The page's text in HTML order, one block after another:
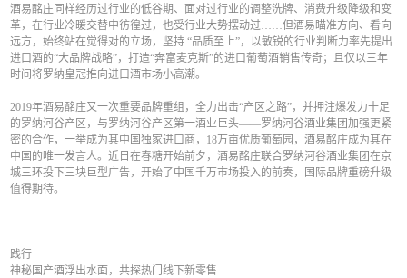
酒易酩庄同样经历过行业的低谷期、面对过行业的调整洗牌、消费升级降级和变
革，在行业冷暖交替中彷徨过，也受行业大势摆动过……但酒易瞄准方向、看向
远方，始终站在觉得对的立场，坚持 “品质至上”，以敏锐的行业判断力率先提出
进口酒的“大品牌战略”，打造“奔富麦克斯”的进口葡萄酒销售传奇；且仅以三年
时间将罗纳皇冠推向进口酒市场小高潮。
2019年酒易酩庄又一次重要品牌重组，全力出击“产区之路”，并押注爆发力十足
的罗纳河谷产区，与罗纳河谷产区第一酒业巨头——罗纳河谷酒业集团加强更紧
密的合作，一举成为其中国独家进口商，18万亩优质葡萄园，酒易酩庄成为其在
中国的唯一发言人。近日在春糖开始前夕，酒易酩庄联合罗纳河谷酒业集团在京
城三环投下三块巨型广告，开始了中国千万市场投入的前奏，国际品牌重磅升级
值得期待。
践行
神秘国产酒浮出水面，共探热门线下新零售